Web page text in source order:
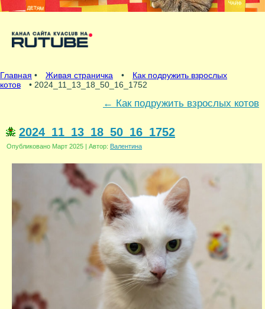
Главная • Живая страничка •
Как подружить взрослых
котов
• 2024_11_13_18_50_16_1752
← Как подружить взрослых котов
2024_11_13_18_50_16_1752
Опубликовано Март 2025 | Автор: Валентина